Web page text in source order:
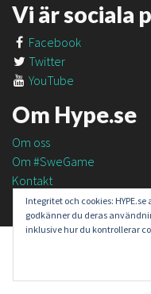
Vi är sociala
Facebook
Twitter
YouTube
Om Hype.se
Om oss
Om #SweGame
Kontakt
Integritet och cookies:
godkänner du deras
inklusive hur du kontrollerar